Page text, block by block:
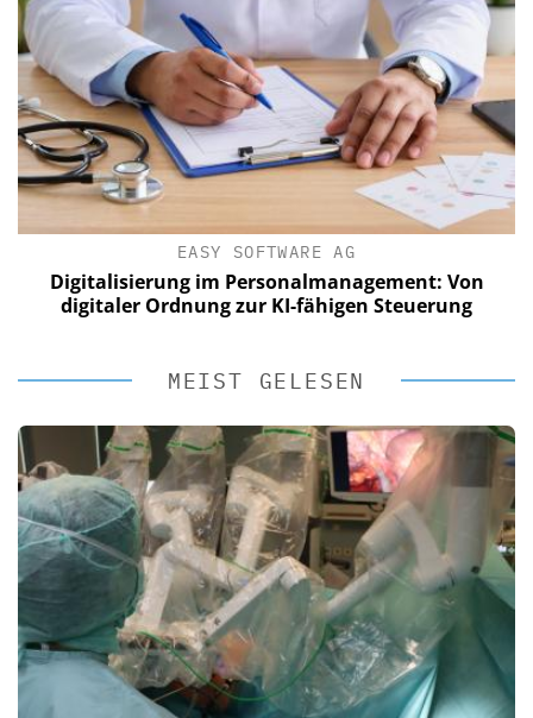
EASY SOFTWARE AG
Digitalisierung im Personalmanagement: Von
digitaler Ordnung zur KI-fähigen Steuerung
MEIST GELESEN